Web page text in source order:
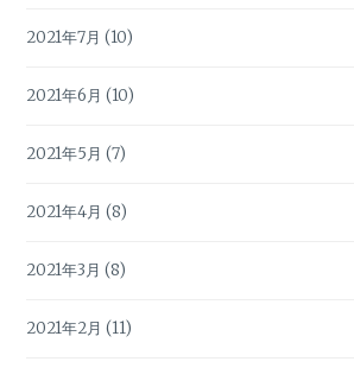
2021年7月 (10)
2021年6月 (10)
2021年5月 (7)
2021年4月 (8)
2021年3月 (8)
2021年2月 (11)